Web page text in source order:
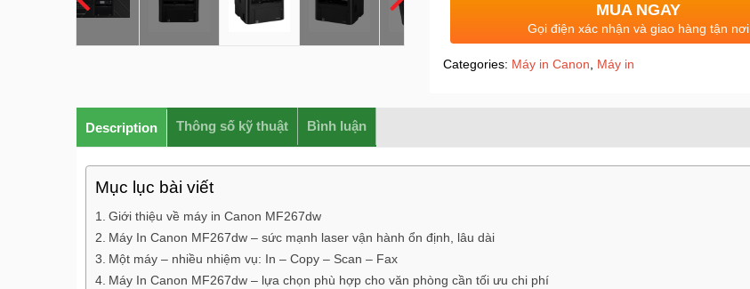
MUA NGAY
Gọi điện xác nhận và giao hàng tận nơi
Categories: Máy in Canon, Máy in
Description Thông số kỹ thuật Bình luận
Mục lục bài viết
Giới thiệu về máy in Canon MF267dw
Máy In Canon MF267dw – sức mạnh laser vận hành ổn định, lâu dài
Một máy – nhiều nhiệm vụ: In – Copy – Scan – Fax
Máy In Canon MF267dw – lựa chọn phù hợp cho văn phòng cần tối ưu chi phí